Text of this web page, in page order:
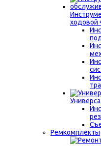
ходовой
Ремкомплекты